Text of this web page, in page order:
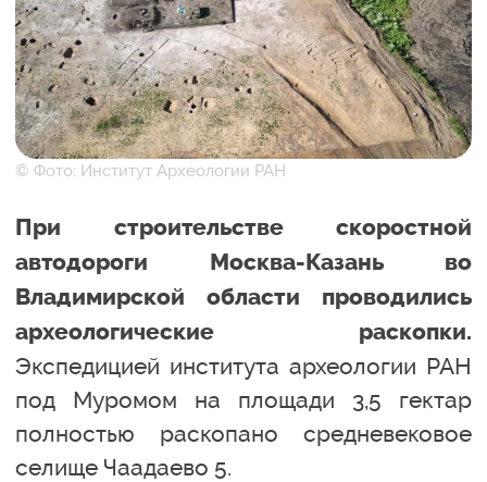
© Фото: Институт Археологии РАН
При строительстве скоростной
автодороги Москва-Казань во
Владимирской области проводились
археологические раскопки.
Экспедицией института археологии РАН
под Муромом на площади 3,5 гектар
полностью раскопано средневековое
селище Чаадаево 5.